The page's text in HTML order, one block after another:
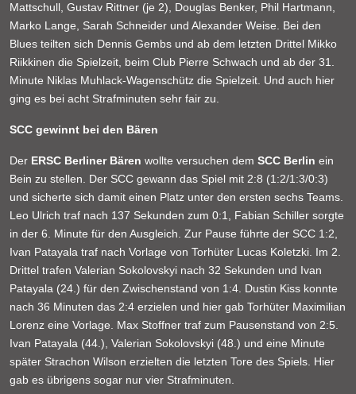
Mattschull, Gustav Rittner (je 2), Douglas Benker, Phil Hartmann,
Marko Lange, Sarah Schneider und Alexander Weise. Bei den
Blues teilten sich Dennis Gembs und ab dem letzten Drittel Mikko
Riikkinen die Spielzeit, beim Club Pierre Schwach und ab der 31.
Minute Niklas Muhlack-Wagenschütz die Spielzeit. Und auch hier
ging es bei acht Strafminuten sehr fair zu.
SCC gewinnt bei den Bären
Der ERSC Berliner Bären wollte versuchen dem SCC Berlin ein
Bein zu stellen. Der SCC gewann das Spiel mit 2:8 (1:2/1:3/0:3)
und sicherte sich damit einen Platz unter den ersten sechs Teams.
Leo Ulrich traf nach 137 Sekunden zum 0:1, Fabian Schiller sorgte
in der 6. Minute für den Ausgleich. Zur Pause führte der SCC 1:2,
Ivan Patayala traf nach Vorlage von Torhüter Lucas Koletzki. Im 2.
Drittel trafen Valerian Sokolovskyi nach 32 Sekunden und Ivan
Patayala (24.) für den Zwischenstand von 1:4. Dustin Kiss konnte
nach 36 Minuten das 2:4 erzielen und hier gab Torhüter Maximilian
Lorenz eine Vorlage. Max Stoffner traf zum Pausenstand von 2:5.
Ivan Patayala (44.), Valerian Sokolovskyi (48.) und eine Minute
später Strachon Wilson erzielten die letzten Tore des Spiels. Hier
gab es übrigens sogar nur vier Strafminuten.